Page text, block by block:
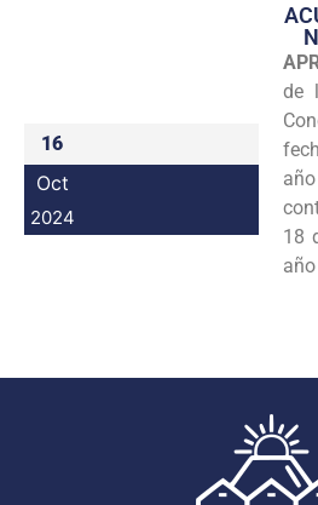
16
Oct
2024
de
18